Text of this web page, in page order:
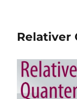
Relativer